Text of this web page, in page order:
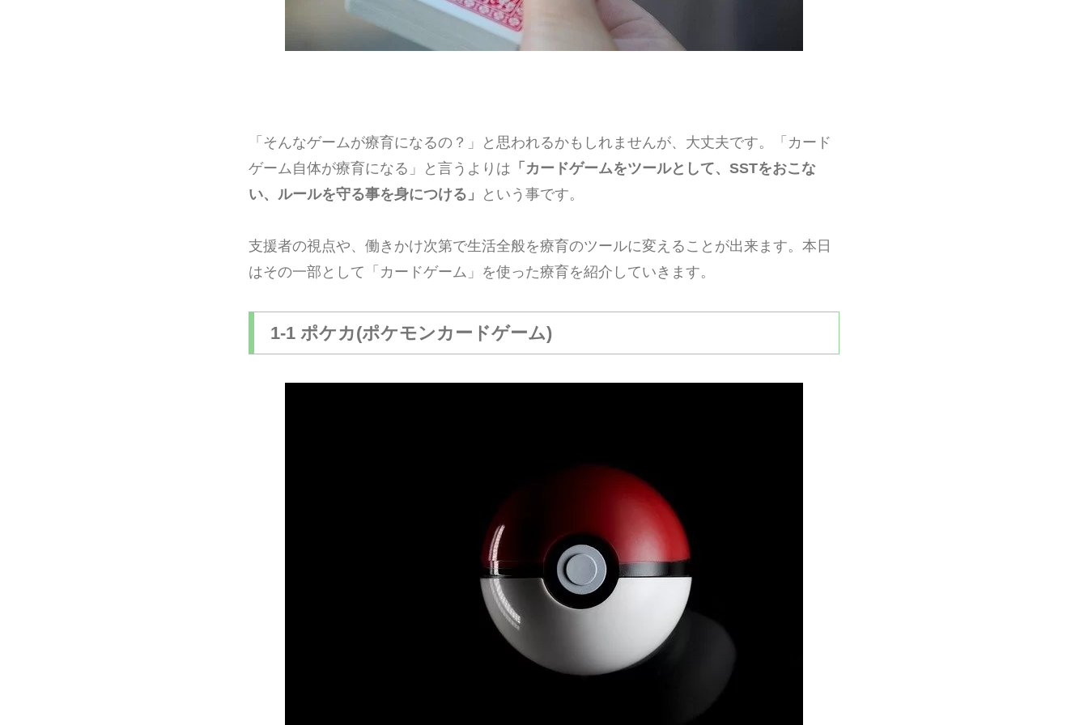
「そんなゲームが療育になるの？」と思われるかもしれませんが、大丈夫です。「カード
ゲーム自体が療育になる」と言うよりは 「カードゲームをツールとして、SSTをおこな
い、ルールを守る事を身につける」
という事です。
支援者の視点や、働きかけ次第で生活全般を療育のツールに変えることが出来ます。本日
はその一部として「カードゲーム」を使った療育を紹介していきます。
1-1 ポケカ(ポケモンカードゲーム)